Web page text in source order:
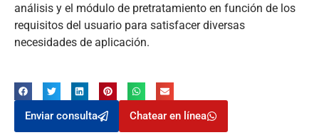
análisis y el módulo de pretratamiento en función de los
requisitos del usuario para satisfacer diversas
necesidades de aplicación.
Enviar consulta Chatear en línea